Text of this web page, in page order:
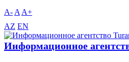
A- A A+
AZ EN
Информационное